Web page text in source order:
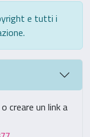
e tutti i
creare un link a